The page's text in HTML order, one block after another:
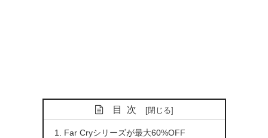
目次
Far Cryシリーズが最大60%OFF